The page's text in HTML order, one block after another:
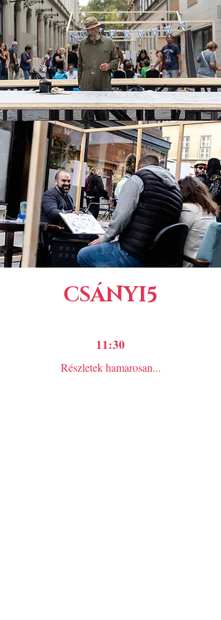
CSÁNYI5
11:30
Részletek hamarosan...